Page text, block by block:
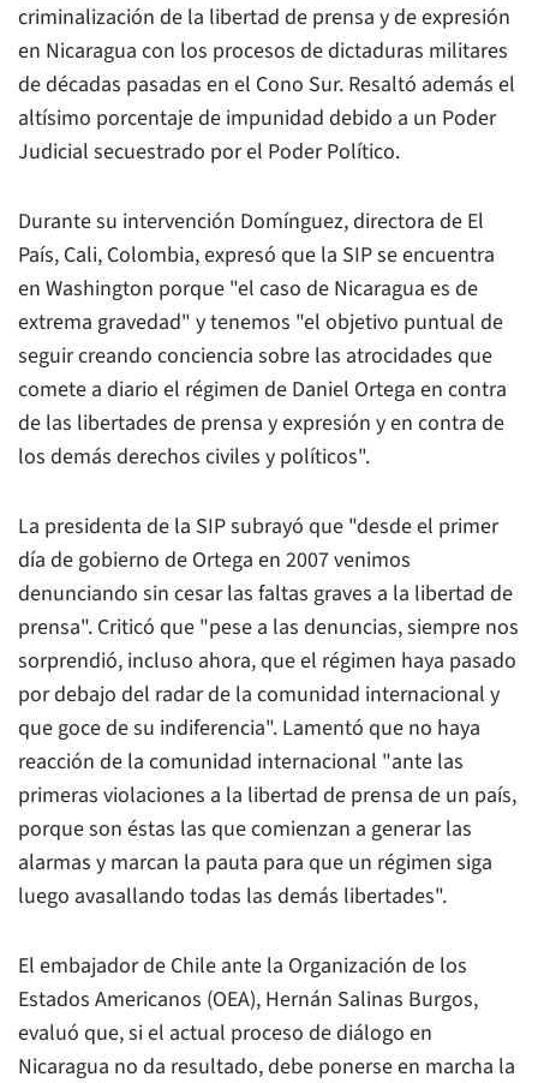
criminalización de la libertad de prensa y de expresión
en Nicaragua con los procesos de dictaduras militares
de décadas pasadas en el Cono Sur. Resaltó además el
altísimo porcentaje de impunidad debido a un Poder
Judicial secuestrado por el Poder Político.
Durante su intervención Domínguez, directora de El
País, Cali, Colombia, expresó que la SIP se encuentra
en Washington porque "el caso de Nicaragua es de
extrema gravedad" y tenemos "el objetivo puntual de
seguir creando conciencia sobre las atrocidades que
comete a diario el régimen de Daniel Ortega en contra
de las libertades de prensa y expresión y en contra de
los demás derechos civiles y políticos".
La presidenta de la SIP subrayó que "desde el primer
día de gobierno de Ortega en 2007 venimos
denunciando sin cesar las faltas graves a la libertad de
prensa". Criticó que "pese a las denuncias, siempre nos
sorprendió, incluso ahora, que el régimen haya pasado
por debajo del radar de la comunidad internacional y
que goce de su indiferencia". Lamentó que no haya
reacción de la comunidad internacional "ante las
primeras violaciones a la libertad de prensa de un país,
porque son éstas las que comienzan a generar las
alarmas y marcan la pauta para que un régimen siga
luego avasallando todas las demás libertades".
El embajador de Chile ante la Organización de los
Estados Americanos (OEA), Hernán Salinas Burgos,
evaluó que, si el actual proceso de diálogo en
Nicaragua no da resultado, debe ponerse en marcha la